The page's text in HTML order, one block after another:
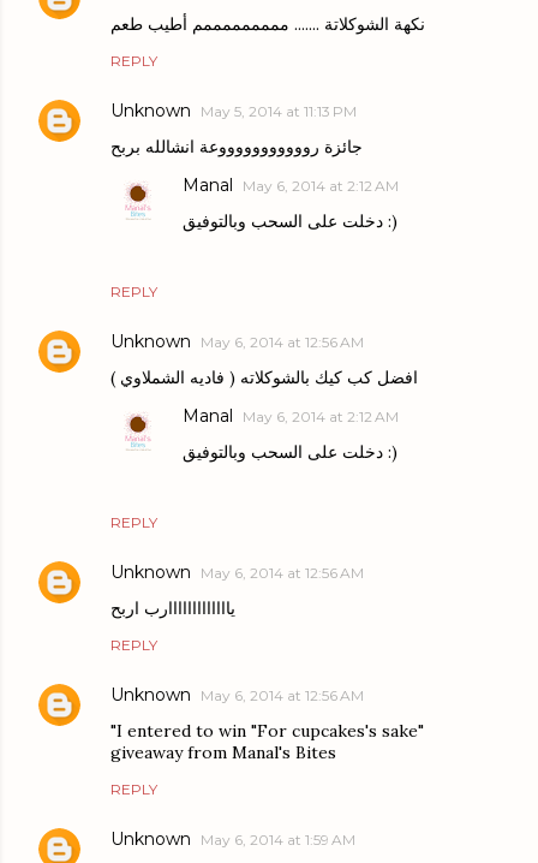
نكهة الشوكلاتة ....... مممممممممم أطيب طعم
REPLY
Unknown May 5, 2014 at 11:13 PM
جائزة روووووووووووعة انشالله بربح
REPLY
Manal May 6, 2014 at 2:12 AM
دخلت على السحب وبالتوفيق :)
Unknown May 6, 2014 at 12:56 AM
افضل كب كيك بالشوكلاته ( فاديه الشملاوي )
REPLY
Manal May 6, 2014 at 2:12 AM
دخلت على السحب وبالتوفيق :)
Unknown May 6, 2014 at 12:56 AM
يااااااااااااارب اربح
REPLY
Unknown May 6, 2014 at 12:56 AM
"I entered to win "For cupcakes's sake"
giveaway from Manal's Bites
REPLY
Unknown May 6, 2014 at 1:59 AM